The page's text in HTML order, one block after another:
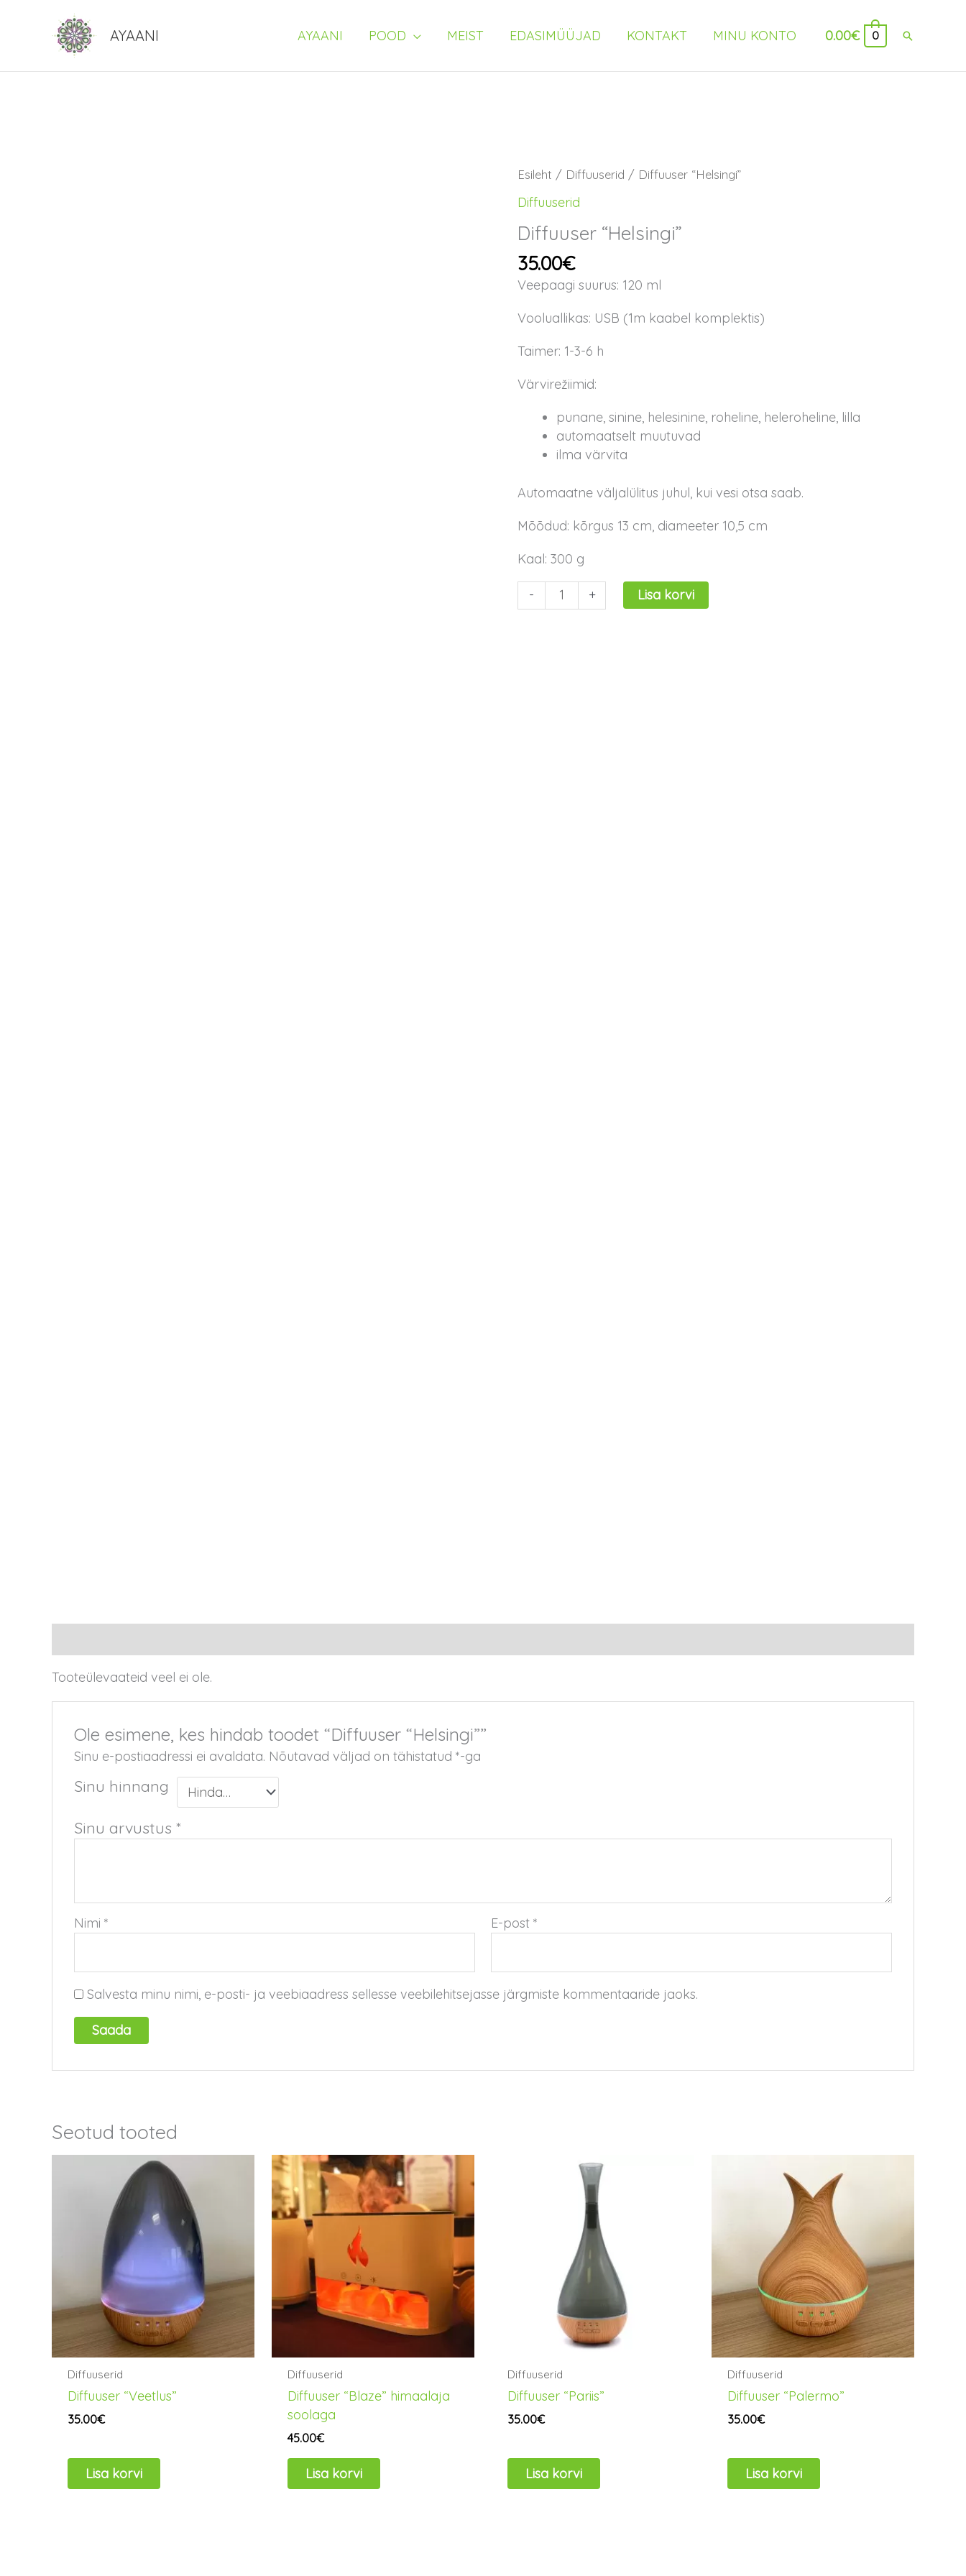
AYAANI AYAANI POOD MEIST EDASIMÜÜJAD KONTAKT MINU KONTO 0.00€ 0 Search
Esileht / Diffuuserid / Diffuuser “Helsingi”
Diffuuserid
Diffuuser “Helsingi”
35.00€
Veepaagi suurus: 120 ml
Vooluallikas: USB (1m kaabel komplektis)
Taimer: 1-3-6 h
Värvirežiimid:
punane, sinine, helesinine, roheline, heleroheline, lilla
automaatselt muutuvad
ilma värvita
Automaatne väljalülitus juhul, kui vesi otsa saab.
Mõõdud: kõrgus 13 cm, diameeter 10,5 cm
Kaal: 300 g
-
Diffuuser
kogus
+ Lisa korvi
Tooteülevaateid veel ei ole.
Ole esimene, kes hindab toodet “Diffuuser “Helsingi””
Sinu e-postiaadressi ei avaldata. Nõutavad väljad on tähistatud*-ga
Sinu hinnang
Sinu arvustus*
Nimi* E-post*
Salvesta minu nimi, e-posti- ja veebiaadress sellesse veebilehitsejasse järgmiste kommentaaride jaoks.
Seotud tooted
Diffuuserid
Diffuuser “Veetlus”
35.00€
Lisa korvi
Diffuuserid
Diffuuser “Blaze” himaalaja
soolaga
45.00€
Lisa korvi
Diffuuserid
Diffuuser “Pariis”
35.00€
Lisa korvi
Diffuuserid
Diffuuser “Palermo”
35.00€
Lisa korvi